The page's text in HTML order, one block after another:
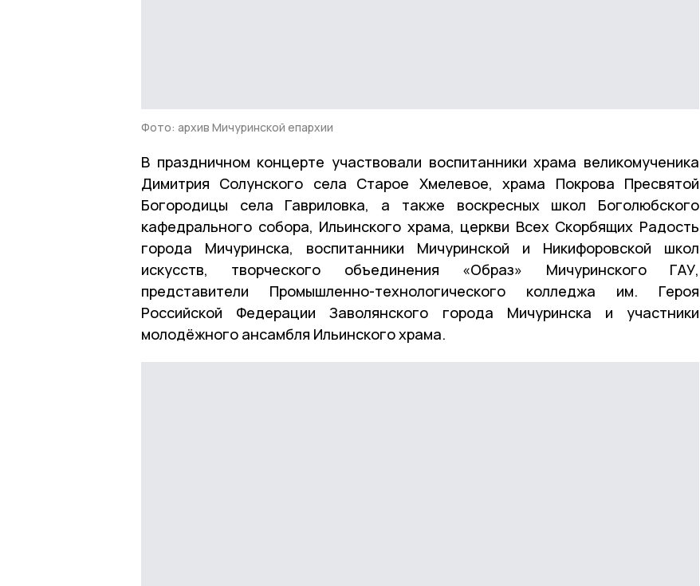
Фото: архив Мичуринской епархии
В праздничном концерте участвовали воспитанники храма великомученика
Димитрия Солунского села Старое Хмелевое, храма Покрова Пресвятой
Богородицы села Гавриловка, а также воскресных школ Боголюбского
кафедрального собора, Ильинского храма, церкви Всех Скорбящих Радость
города Мичуринска, воспитанники Мичуринской и Никифоровской школ
искусств, творческого объединения «Образ» Мичуринского ГАУ,
представители Промышленно-технологического колледжа им. Героя
Российской Федерации Заволянского города Мичуринска и участники
молодёжного ансамбля Ильинского храма.